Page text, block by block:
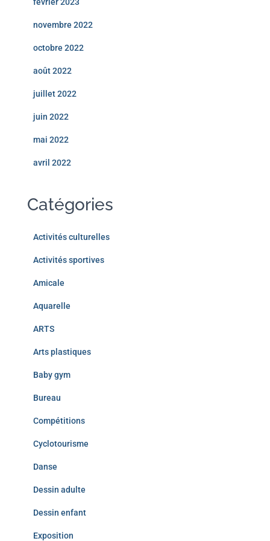
février 2023
novembre 2022
octobre 2022
août 2022
juillet 2022
juin 2022
mai 2022
avril 2022
Catégories
Activités culturelles
Activités sportives
Amicale
Aquarelle
ARTS
Arts plastiques
Baby gym
Bureau
Compétitions
Cyclotourisme
Danse
Dessin adulte
Dessin enfant
Exposition